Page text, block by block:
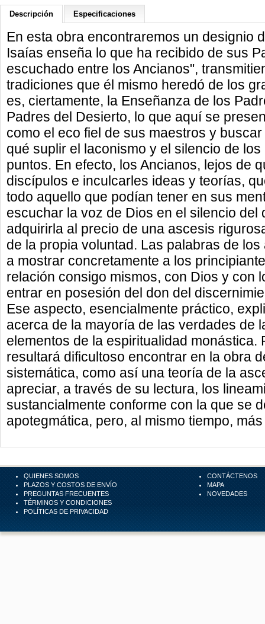
Descripción Especificaciones
En esta obra encontraremos un designio
Isaías enseña lo que ha recibido de sus
escuchado entre los Ancianos",
tradiciones que él mismo heredó de los
es, ciertamente, la Enseñanza de los
Padres del Desierto, lo que aquí se
como el eco fiel de sus maestros y
qué suplir el laconismo y el silencio de
puntos. En efecto, los Ancianos, lejos de
discípulos e inculcarles ideas y teorías,
todo aquello que podían tener en sus
escuchar la voz de Dios en el silencio del
adquirirla al precio de una ascesis
de la propia voluntad. Las palabras de
a mostrar concretamente a los
relación consigo mismos, con Dios y con
entrar en posesión del don del
Ese aspecto, esencialmente práctico,
acerca de la mayoría de las verdades de
elementos de la espiritualidad monástica.
resultará dificultoso encontrar en la obra
sistemática, como así una teoría de la
apreciar, a través de su lectura, los
sustancialmente conforme con la que se
apotegmática, pero, al mismo tiempo,
QUIENES SOMOS
PLAZOS Y COSTOS DE ENVÍO
PREGUNTAS FRECUENTES
TÉRMINOS Y CONDICIONES
POLÍTICAS DE PRIVACIDAD
CONTÁCTENOS
MAPA
NOVEDADES